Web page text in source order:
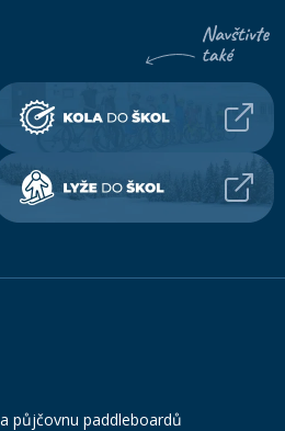
půjčovnu paddleboardů